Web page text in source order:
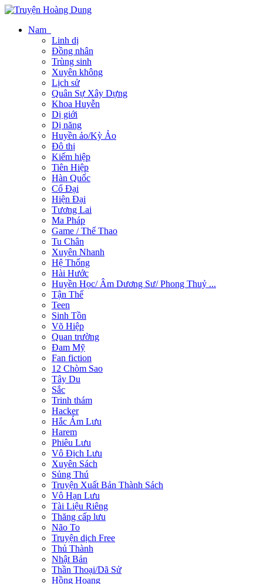
Nam
Linh dị
Đồng nhân
Trùng sinh
Xuyên không
Lịch sử
Quân Sự Xây Dựng
Khoa Huyễn
Dị giới
Dị năng
Huyền ảo/Kỳ Ảo
Đô thị
Kiếm hiệp
Tiên Hiệp
Hàn Quốc
Cổ Đại
Hiện Đại
Tương Lai
Ma Pháp
Game / Thể Thao
Tu Chân
Xuyên Nhanh
Hệ Thống
Hài Hước
Huyền Học/ Âm Dương Sư/ Phong Thuỷ ...
Tận Thế
Teen
Sinh Tồn
Võ Hiệp
Quan trường
Đam Mỹ
Fan fiction
12 Chòm Sao
Tây Du
Sắc
Trinh thám
Hacker
Hắc Ám Lưu
Harem
Phiêu Lưu
Vô Địch Lưu
Xuyên Sách
Sủng Thú
Truyện Xuất Bản Thành Sách
Vô Hạn Lưu
Tài Liệu Riêng
Thăng cấp lưu
Não To
Truyện dịch Free
Thủ Thành
Nhật Bản
Thần Thoại/Dã Sử
Hồng Hoang